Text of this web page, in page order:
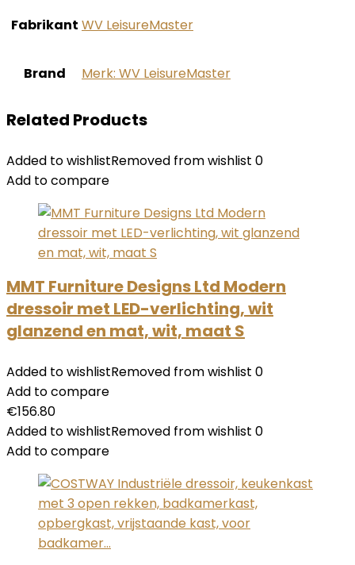
Fabrikant ‎WV LeisureMaster
Brand Merk: WV LeisureMaster
Related Products
Added to wishlistRemoved from wishlist 0
Add to compare
MMT Furniture Designs Ltd Modern
dressoir met LED-verlichting, wit
glanzend en mat, wit, maat S
Added to wishlistRemoved from wishlist 0
Add to compare
€156.80
Added to wishlistRemoved from wishlist 0
Add to compare